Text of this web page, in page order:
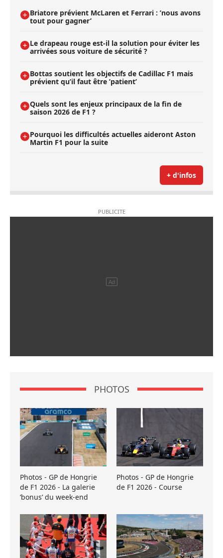
Briatore prévient McLaren et Ferrari : ’nous avons
tout pour gagner’
Le drapeau rouge est-il la solution pour éviter les
arrivées sous voiture de sécurité ?
Bottas soutient les objectifs de Cadillac F1 mais
prévient qu’il faut être ’patient’
Quels sont les enjeux principaux de la fin de
saison 2026 de F1 ?
Pourquoi les difficultés actuelles aideront Aston
Martin F1 pour la suite
+ d'infos
PHOTOS
Photos - GP de Hongrie
de F1 2026 - La galerie
’bonus’ du week-end
Photos - GP de Hongrie
de F1 2026 - Course